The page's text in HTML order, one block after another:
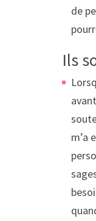
de
Ils
m’a